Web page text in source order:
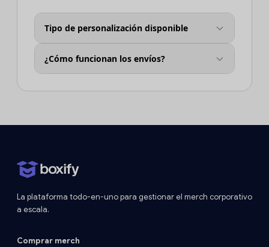
Tipo de personalización disponible
¿Cómo funcionan los envíos?
La plataforma todo-en-uno para gestionar el merch corporativo
a escala.
Comprar merch